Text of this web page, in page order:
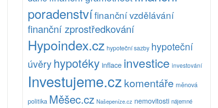
poradenstvífinanční vzdělávání
finanční zprostředkování
Hypoindex.cz hypoteční sazby hypoteční
úvěryhypotéky inflace investice investování
Investujeme.czkomentáře měnová
politika Měšec.cz Našepeníze.cz nemovitosti nájemné